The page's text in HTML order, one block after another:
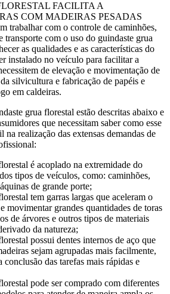
FACILITA A
COM MADEIRAS PESADAS
trabalhar com o controle de caminhões,
transporte com o uso do guindaste grua
as qualidades e as características do
instalado no veículo para facilitar a
de elevação e movimentação de
silvicultura e fabricação de papéis e
em caldeiras.
grua florestal estão descritas abaixo e
que necessitam saber como esse
na realização das extensas demandas de
é acoplado na extremidade do
tipos de veículos, como: caminhões,
de grande porte;
tem garras largas que aceleram o
movimentar grandes quantidades de toras
de árvores e outros tipos de materiais
da natureza;
possui dentes internos de aço que
sejam agrupadas mais facilmente,
conclusão das tarefas mais rápidas e
pode ser comprado com diferentes